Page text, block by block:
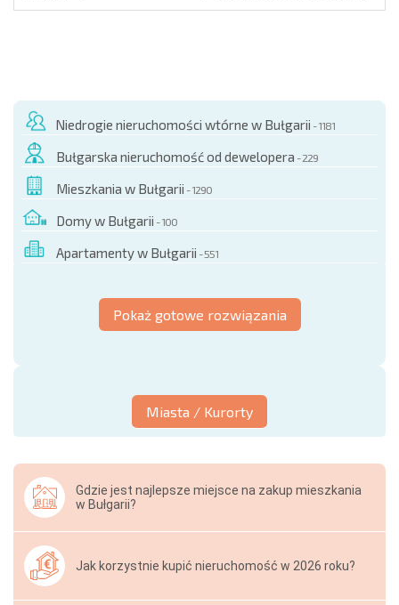
Niedrogie nieruchomości wtórne w Bułgarii - 1181
Bułgarska nieruchomość od dewelopera - 229
Mieszkania w Bułgarii - 1290
Domy w Bułgarii - 100
Apartamenty w Bułgarii - 551
Pokaż gotowe rozwiązania
Miasta / Kurorty
Gdzie jest najlepsze miejsce na zakup mieszkania
w Bułgarii?
Jak korzystnie kupić nieruchomość w 2026 roku?